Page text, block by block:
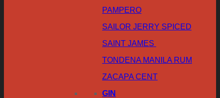
PAMPERO
SAILOR JERRY SPICED
SAINT JAMES
TONDENA MANILA RUM
ZACAPA CENT
GIN